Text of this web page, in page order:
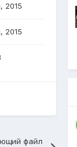
2015
2015
файл